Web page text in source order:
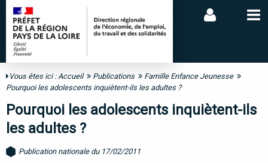
Vous êtes ici :Accueil Publications
Famille Enfance Jeunesse
Pourquoi les adolescents inquiètent-ils les adultes ?
Pourquoi les adolescents inquiètent-ils
les adultes ?
Publication nationale du 17/02/2011